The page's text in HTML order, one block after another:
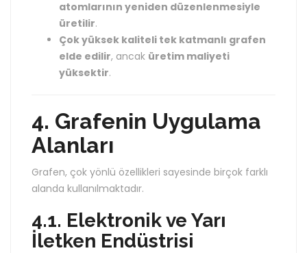
atomlarının yeniden düzenlenmesiyle
üretilir.
Çok yüksek kaliteli tek katmanlı grafen
elde edilir, ancak üretim maliyeti
yüksektir.
4. Grafenin Uygulama
Alanları
Grafen, çok yönlü özellikleri sayesinde birçok farklı
alanda kullanılmaktadır.
4.1. Elektronik ve Yarı
İletken Endüstrisi